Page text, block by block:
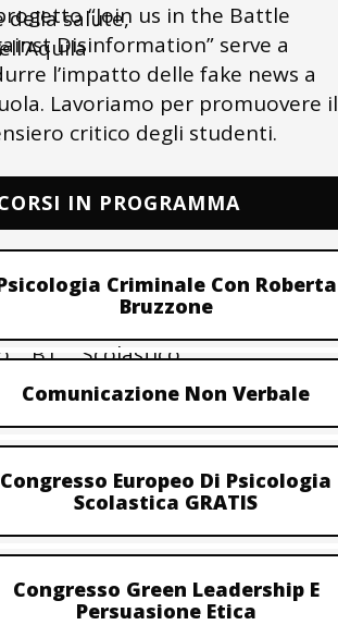
della salute,
Scritto
B1 Scolastico
“Join us in the Battle
Disinformation” serve a
l’impatto delle fake news a
Lavoriamo per promuovere il
critico degli studenti.
IN PROGRAMMA
Criminale Con Roberta
Bruzzone
Comunicazione Non Verbale
Congresso Europeo Di Psicologia
Scolastica GRATIS
Congresso Green Leadership E
Persuasione Etica